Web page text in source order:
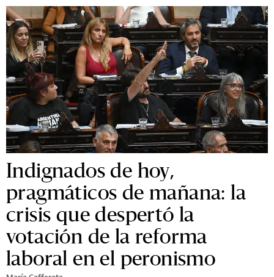
Indignados de hoy,
pragmáticos de mañana: la
crisis que despertó la
votación de la reforma
laboral en el peronismo